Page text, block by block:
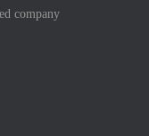
company